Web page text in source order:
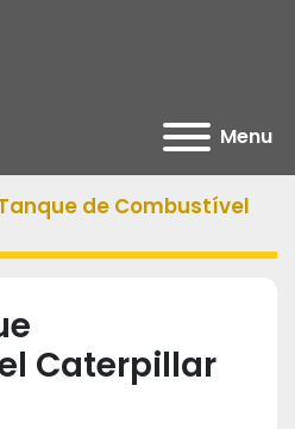
Menu
de Combustível
Caterpillar